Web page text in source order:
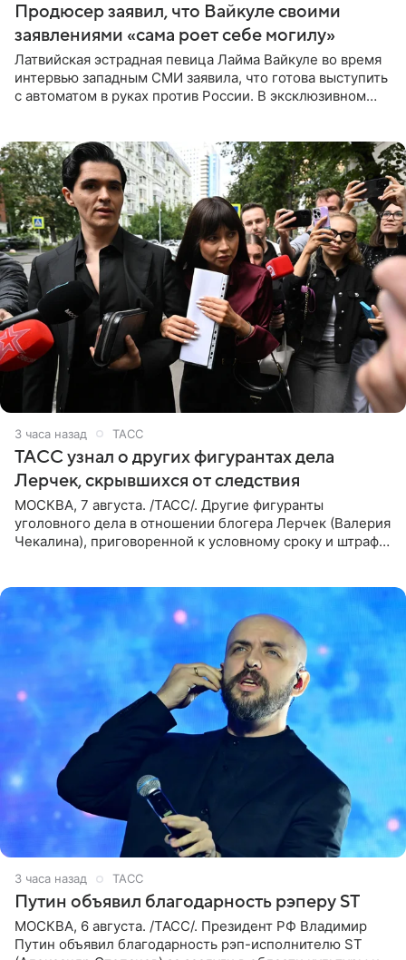
Продюсер заявил, что Вайкуле своими
заявлениями «сама роет себе могилу»
Латвийская эстрадная певица Лайма Вайкуле во время
интервью западным СМИ заявила, что готова выступить
с автоматом в руках против России. В эксклюзивном
3 часа назад ТАСС
ТАСС узнал о других фигурантах дела
Лерчек, скрывшихся от следствия
МОСКВА, 7 августа. /ТАСС/. Другие фигуранты
уголовного дела в отношении блогера Лерчек (Валерия
Чекалина), приговоренной к условному сроку и штрафу,
3 часа назад ТАСС
Путин объявил благодарность рэперу ST
МОСКВА, 6 августа. /ТАСС/. Президент РФ Владимир
Путин объявил благодарность рэп-исполнителю ST